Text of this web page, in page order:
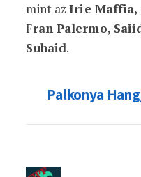
mint azIrie Maffia,
Fran Palermo,
Suhaid.
Palkonya